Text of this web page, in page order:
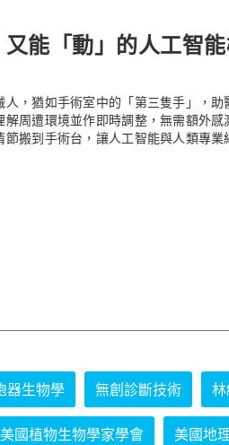
能「動」的人工智
，猶如手術室中的「第三隻手」，
周遭環境並作即時調整，無需額外
搬到手術台，讓人工智能與人類專業
器生物學 無創診斷技術
美國植物生物學家學會 美國地